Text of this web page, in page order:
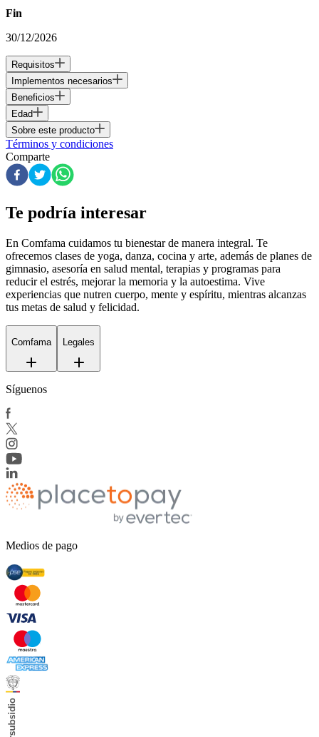
Fin
30/12/2026
Requisitos
Implementos necesarios
Beneficios
Edad
Sobre este producto
Términos y condiciones
Comparte
Te podría interesar
En Comfama cuidamos tu bienestar de manera integral. Te
ofrecemos clases de yoga, danza, cocina y arte, además de planes de
gimnasio, asesoría en salud mental, terapias y programas para
reducir el estrés, mejorar la memoria y la autoestima. Vive
experiencias que nutren cuerpo, mente y espíritu, mientras alcanzas
tus metas de salud y felicidad.
Comfama Legales
Síguenos
Medios de pago